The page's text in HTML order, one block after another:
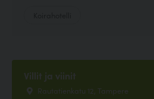
Villit ja viinit
Rautatienkatu 12, Tampere